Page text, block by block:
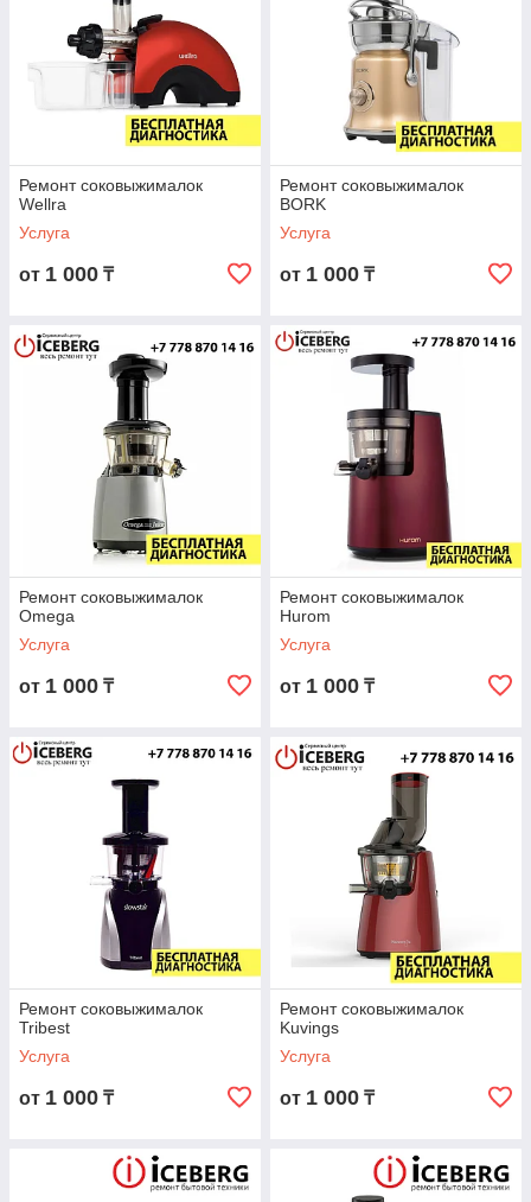
Ремонт соковыжималок
Wellra
Услуга
от 1 000 ₸
Ремонт соковыжималок
BORK
Услуга
от 1 000 ₸
Ремонт соковыжималок
Omega
Услуга
от 1 000 ₸
Ремонт соковыжималок
Hurom
Услуга
от 1 000 ₸
Ремонт соковыжималок
Tribest
Услуга
от 1 000 ₸
Ремонт соковыжималок
Kuvings
Услуга
от 1 000 ₸